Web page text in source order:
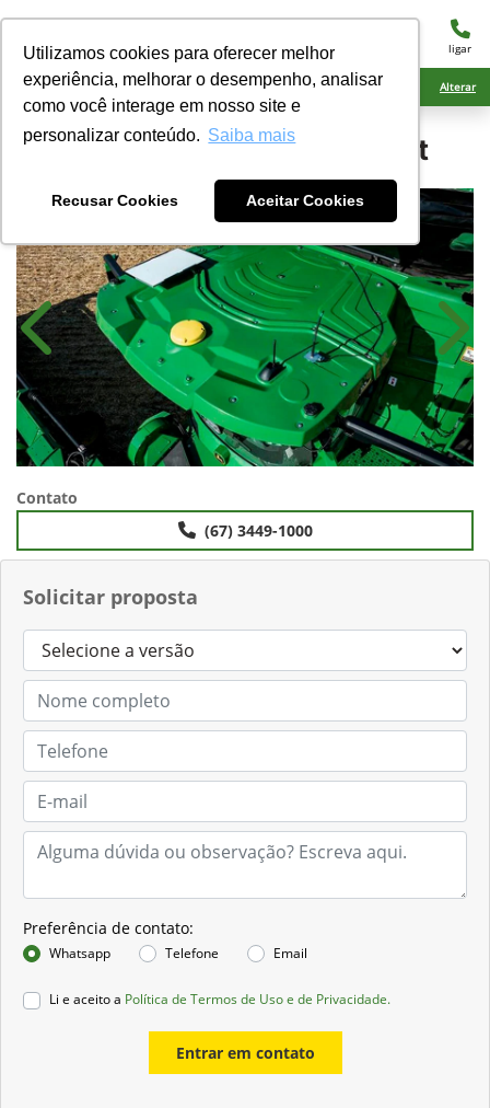
Utilizamos cookies para oferecer melhor
experiência, melhorar o desempenho, analisar
como você interage em nosso site e
personalizar conteúdo. Saiba mais
Recusar Cookies Aceitar Cookies
menu ligar
Ciarama Máquinas Nova Andradina Alterar
John DeereJDLink™ Boost
Solicitar proposta
Preferência de contato:
Whatsapp Telefone Email
Li e aceito a Política de Termos de Uso e de Privacidade.
Entrar em contato
Anterior
Contato
(67) 3449-1000